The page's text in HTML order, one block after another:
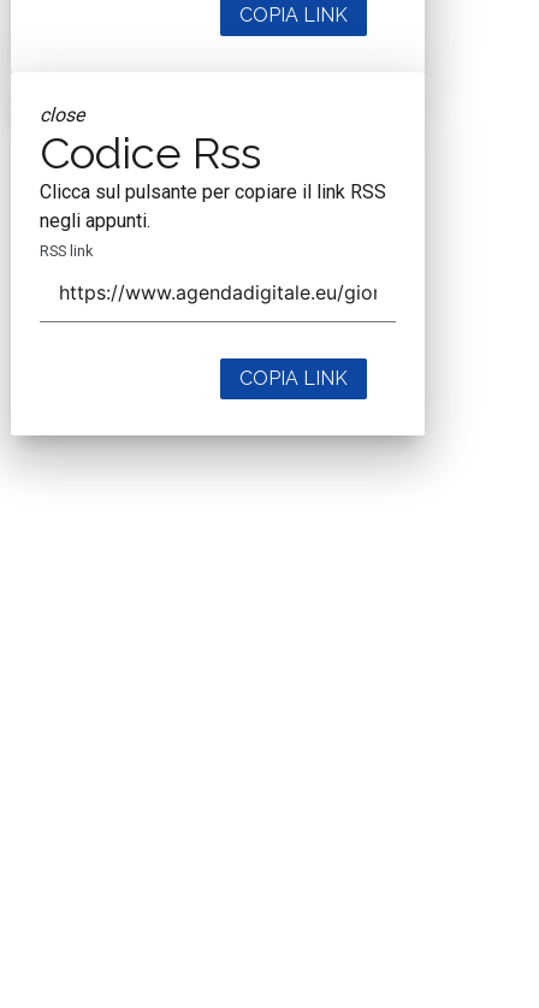
COPIA LINK
close
Codice Rss
Clicca sul pulsante per copiare il link RSS
negli appunti.
RSS link
COPIA LINK